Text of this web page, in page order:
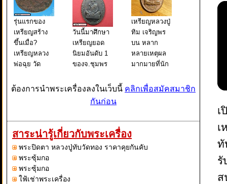
รุ่นแรกของ
เหรียญสร้าง
ขึ้นเมื่อ?
เหรียญหลวง
พ่อฉุย วัด
แรก ปี 2465
ฉุย สุขภิกขุ
วัดคงคาราม
จ.เพชรบุรี
"หลวงพ
วันนี้มาศึกษา
เหรียญยอด
นิยมอันดับ 1
ของจ.ชุมพร
เป็นเหรียญที่มี
เก๊ออกมานาน
มากแล้ว
ความนิยมสูง
เป็นสิบปี
เหรียญรุ่นปี
เหรียญหลวงปู่
ทิม เจริญพร
บน หลาก
หลายเหตุผล
มากมายที่นัก
เครื่องต้องการ
หลวงปู่ทิม
อย่างเดียวแน
ต้องการนำพระเครื่องลงในเว็บนี้ คลิกเพื่อสมัคสมาชิก
กันก่อน
สาระน่ารู้เกี่ยวกับพระเครื่อง
พระปิดตา หลวงปู่ทับวัดทอง ราคาคุยกันคับ
พระซุ้มกอ
พระซุ้มกอ
ใฟ้เช่าพระเครื่อง
เ
เ
รั
ส